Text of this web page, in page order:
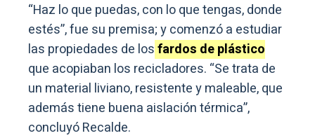
“Haz lo que puedas, con lo que tengas, donde
estés”, fue su premisa; y comenzó a estudiar
las propiedades de losfardos de plástico
que acopiaban los recicladores. “Se trata de
un material liviano, resistente y maleable, que
además tiene buena aislación térmica”,
concluyó Recalde.